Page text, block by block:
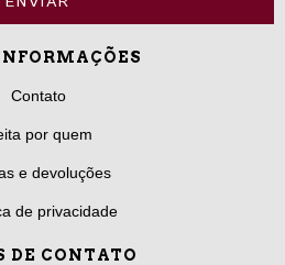
Contato
por quem
e devoluções
de privacidade
DE CONTATO